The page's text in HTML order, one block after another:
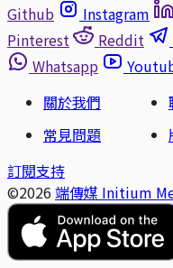
Github
Instagram
Pinterest
Reddit
Whatsapp
關於我們
常見問題
訂閱支持
©2026 端傳媒 Initium